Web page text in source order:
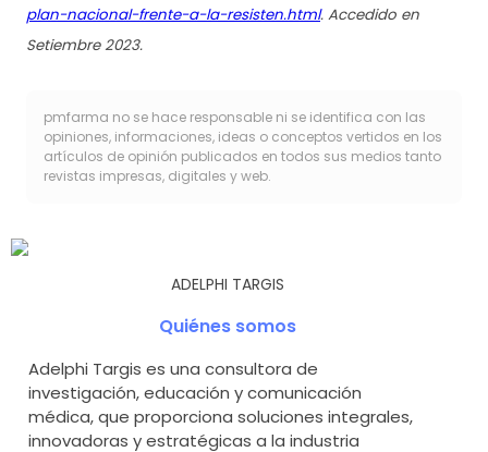
plan-nacional-frente-a-la-resisten.html. Accedido en
Setiembre 2023.
pmfarma no se hace responsable ni se identifica con las
opiniones, informaciones, ideas o conceptos vertidos en los
artículos de opinión publicados en todos sus medios tanto
revistas impresas, digitales y web.
ADELPHI TARGIS
Quiénes somos
Adelphi Targis es una consultora de
investigación, educación y comunicación
médica, que proporciona soluciones integrales,
innovadoras y estratégicas a la industria